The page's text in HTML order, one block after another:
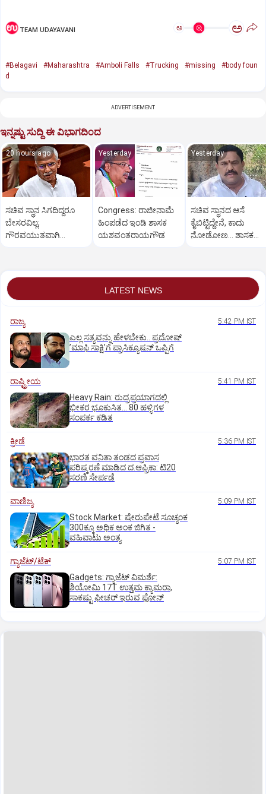
TEAM UDAYAVANI ಅ ಅ
#Belagavi #Maharashtra #Amboli Falls #Trucking #missing
#body foun
d
ADVERTISEMENT
ಇನ್ನಷ್ಟು ಸುದ್ದಿ ಈ ವಿಭಾಗದಿಂದ
20 hours ago
ಸಚಿವ ಸ್ಥಾನ ಸಿಗದಿದ್ದರೂ
ಬೇಸರವಿಲ್ಲ;
ಗೌರವಯುತವಾಗಿ
Yesterday
Congress: ರಾಜೀನಾಮೆ
ಹಿಂಪಡೆದ ಇಂಡಿ ಶಾಸಕ
ಯಶವಂತರಾಯಗೌಡ
Yesterday
ಸಚಿವ ಸ್ಥಾನದ ಆಸೆ
ಕೈಬಿಟ್ಟಿದ್ದೇನೆ, ಕಾದು
ನೋಡೋಣ... ಶಾಸಕ
LATEST NEWS
ರಾಜ್ಯ 5:42 PM IST
ಎಲ್ಲ ಸತ್ಯವನ್ನು ಹೇಳಬೇಕು.. ಪ್ರದೋಷ್‌
ʼಮಾಫಿ ಸಾಕ್ಷಿʼಗೆ ಪ್ರಾಸಿಕ್ಯೂಷನ್ ಒಪ್ಪಿಗೆ
ರಾಷ್ಟ್ರೀಯ 5:41 PM IST
Heavy Rain: ರುದ್ರಪ್ರಯಾಗದಲ್ಲಿ
ಭೀಕರ ಭೂಕುಸಿತ... 80 ಹಳ್ಳಿಗಳ
ಸಂಪರ್ಕ ಕಡಿತ
ಕ್ರೀಡೆ 5:36 PM IST
ಭಾರತ ವನಿತಾ ತಂಡದ ಪ್ರವಾಸ
ಪರಿಷ್ಕರಣೆ ಮಾಡಿದ ದ.ಆಫ್ರಿಕಾ: ಟಿ20
ಸರಣಿ ಸೇರ್ಪಡೆ
ವಾಣಿಜ್ಯ 5:09 PM IST
Stock Market: ಷೇರುಪೇಟೆ ಸೂಚ್ಯಂಕ
300ಕ್ಕೂ ಅಧಿಕ ಅಂಕ ಜಿಗಿತ -
ವಹಿವಾಟು ಅಂತ್ಯ
ಗ್ಯಾಜೆಟ್/ಟೆಕ್ 5:07 PM IST
Gadgets: ಗ್ಯಾಜೆಟ್ ವಿಮರ್ಶೆ:
ಶಿಯೋಮಿ 17T ಉತ್ತಮ ಕ್ಯಾಮರಾ,
ಸಾಕಷ್ಟು ಫೀಚರ್ ಇರುವ ಫೋನ್